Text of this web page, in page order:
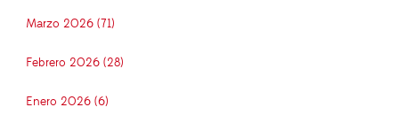
Marzo 2026 (71)
Febrero 2026 (28)
Enero 2026 (6)